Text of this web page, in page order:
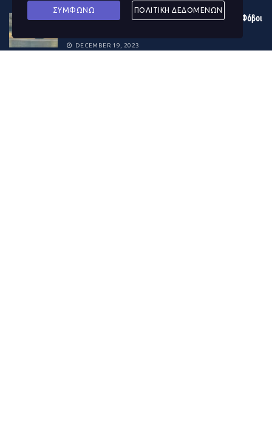
Η κρίση στην Ερυθρά Θάλασσα μουδιάζει τις αγορές – Φόβοι
DECEMBER 19, 2023
ΣΥΜΦΩΝΩ ΠΟΛΙΤΙΚΗ ΔΕΔΟΜΕΝΩΝ